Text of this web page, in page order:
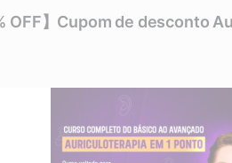
OFF】Cupom de desconto